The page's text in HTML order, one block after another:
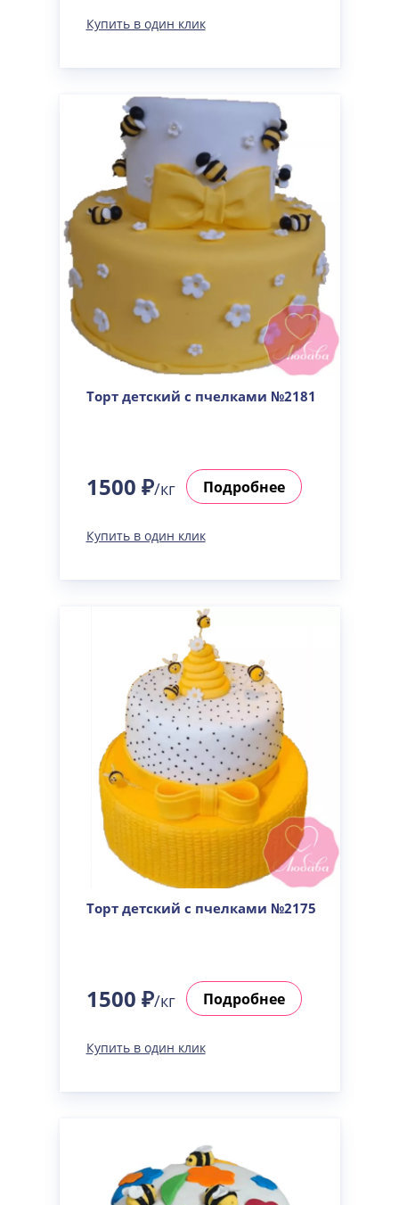
Купить в один клик
Торт детский с пчелками №2181
1500 ₽/кг Подробнее
Купить в один клик
Торт детский с пчелками №2175
1500 ₽/кг Подробнее
Купить в один клик